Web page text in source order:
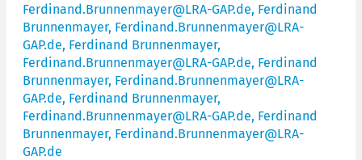
Ferdinand.Brunnenmayer@LRA-GAP.de, Ferdinand
Brunnenmayer, Ferdinand.Brunnenmayer@LRA-
GAP.de, Ferdinand Brunnenmayer,
Ferdinand.Brunnenmayer@LRA-GAP.de, Ferdinand
Brunnenmayer, Ferdinand.Brunnenmayer@LRA-
GAP.de, Ferdinand Brunnenmayer,
Ferdinand.Brunnenmayer@LRA-GAP.de, Ferdinand
Brunnenmayer, Ferdinand.Brunnenmayer@LRA-
GAP.de